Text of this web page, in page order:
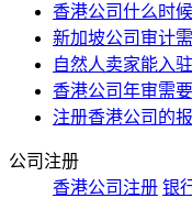
香港公司什么时
新加坡公司审计
自然人卖家能入
香港公司年审需
注册香港公司的
公司注册
香港公司注册 银